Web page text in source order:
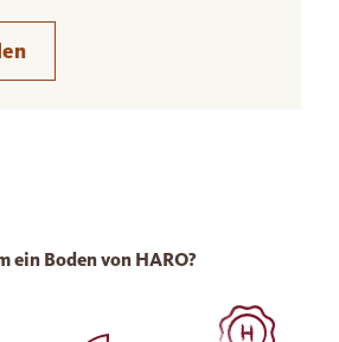
ein Boden von HARO?